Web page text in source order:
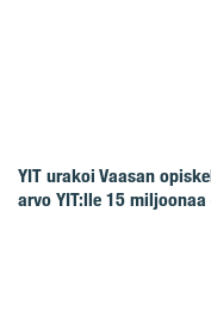
YIT urakoi Vaasan
arvo YIT:lle 15 miljoonaa